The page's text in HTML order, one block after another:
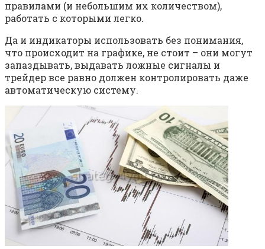
правилами (и небольшим их количеством),
работать с которыми легко.
Да и индикаторы использовать без понимания,
что происходит на графике, не стоит – они могут
запаздывать, выдавать ложные сигналы и
трейдер все равно должен контролировать даже
автоматическую систему.